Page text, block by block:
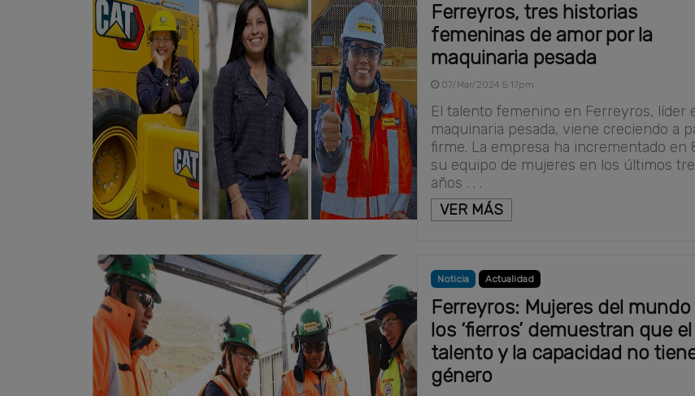
Ferreyros, tres historias
femeninas de amor por la
maquinaria pesada
07/Mar/2024 5:17pm
El talento femenino en Ferreyros, líder
maquinaria pesada, viene creciendo a
firme. La empresa ha incrementado en
su equipo de mujeres en los últimos
años . . .
VER MÁS
Noticia Actualidad
Ferreyros: Mujeres del
los ‘fierros’ demuestran que el
talento y la capacidad no
género